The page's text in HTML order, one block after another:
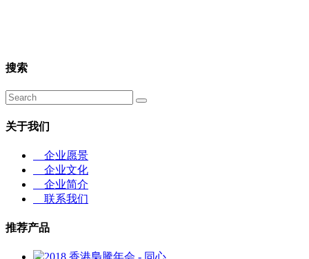
搜索
关于我们
企业愿景
企业文化
企业简介
联系我们
推荐产品